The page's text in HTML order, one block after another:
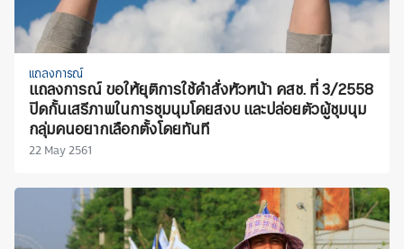
แถลงการณ์
แถลงการณ์ ขอให้ยุติการใช้คำสั่งหัวหน้า คสช. ที่ 3/2558
ปิดกั้นเสรีภาพในการชุมนุมโดยสงบ และปล่อยตัวผู้ชุมนุม
กลุ่มคนอยากเลือกตั้งโดยทันที
22 May 2561